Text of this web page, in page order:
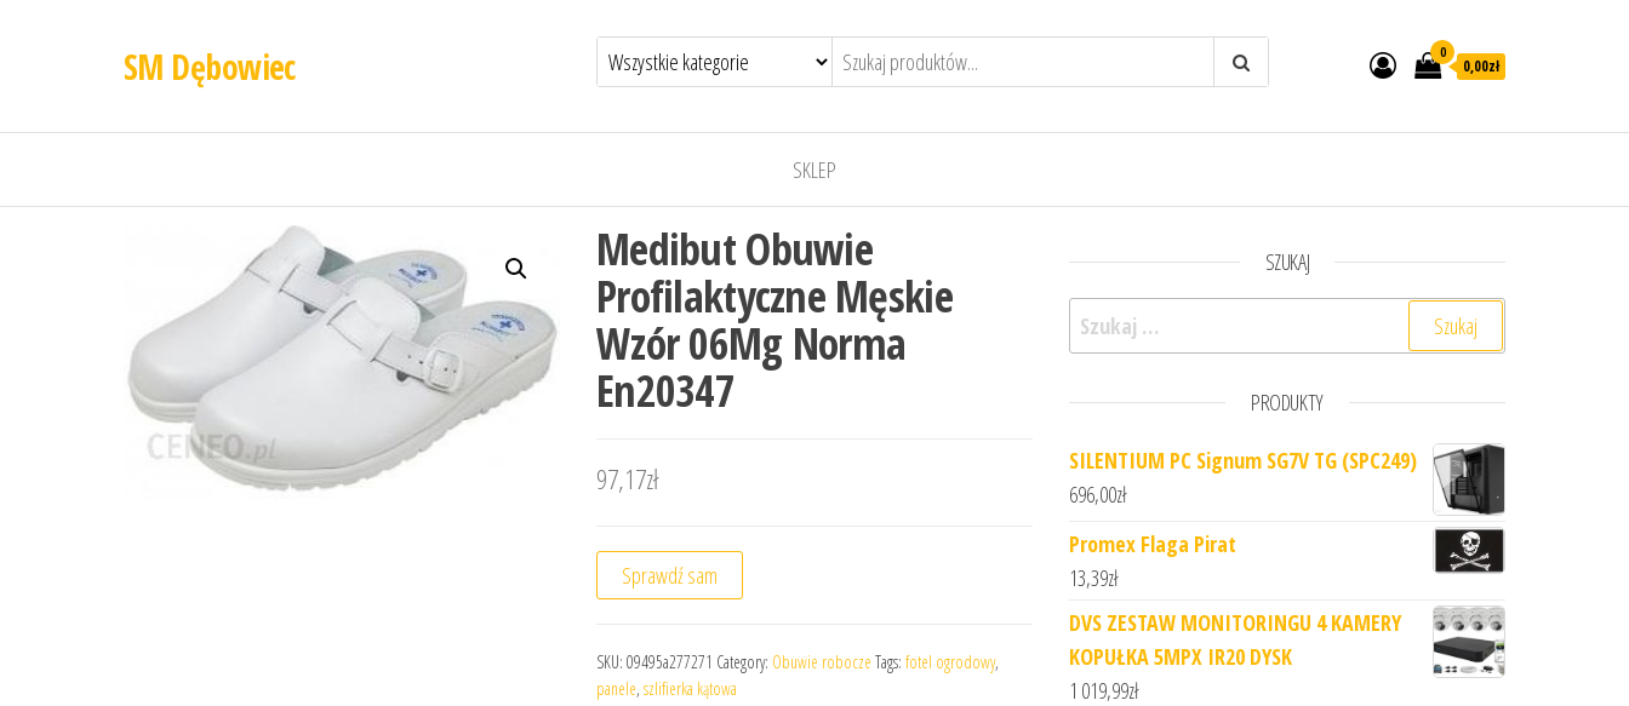
SM Dębowiec 0
0,00zł
SKLEP
Medibut Obuwie
Profilaktyczne Męskie
Wzór 06Mg Norma
En20347
97,17zł
Sprawdź sam
SKU: 09495a277271 Category: Obuwie robocze Tags: fotel ogrodowy,
panele, szlifierka kątowa
SZUKAJ
Szukaj:
PRODUKTY
SILENTIUM PC Signum SG7V TG (SPC249)
696,00zł
Promex Flaga Pirat
13,39zł
DVS ZESTAW MONITORINGU 4 KAMERY
KOPUŁKA 5MPX IR20 DYSK
1 019,99zł